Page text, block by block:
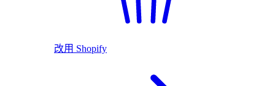
改用 Shopify